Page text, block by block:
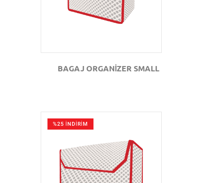
BAGAJ ORGANİZER SMALL
%25 İNDİRİM
GÖZAT